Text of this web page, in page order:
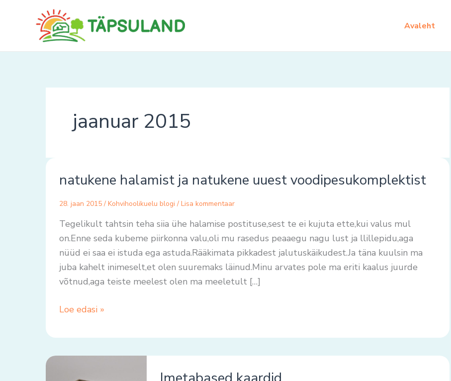
Avaleht
jaanuar 2015
natukene halamist ja natukene uuest voodipesukomplektist
28. jaan 2015 / Kohvihoolikuelu blogi / Lisa kommentaar
Tegelikult tahtsin teha siia ühe halamise postituse,sest te ei kujuta ette,kui valus mul
on.Enne seda kubeme piirkonna valu,oli mu rasedus peaaegu nagu lust ja llillepidu,aga
nüüd ei saa ei istuda ega astuda.Rääkimata pikkadest jalutuskäikudest.Ja täna kuulsin ma
juba kahelt inimeselt,et olen suuremaks läinud.Minu arvates pole ma eriti kaalus juurde
võtnud,aga teiste meelest olen ma meeletult […]
halamist
natukene
uuest
voodipesukomplektist
Loe edasi »
kaardid